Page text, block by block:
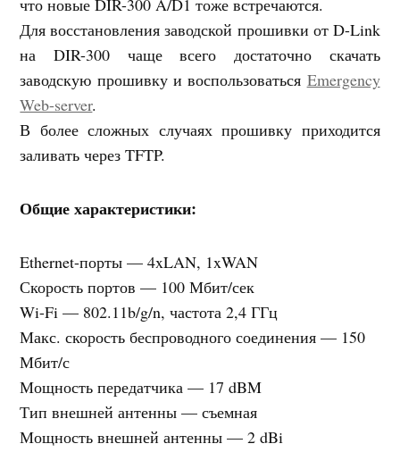
что новые DIR-300 A/D1 тоже встречаются.
Для восстановления заводской прошивки от D-Link
на DIR-300 чаще всего достаточно скачать
заводскую прошивку и воспользоваться Emergency
Web-server.
В более сложных случаях прошивку приходится
заливать через TFTP.
Общие характеристики:
Ethernet-порты — 4xLAN, 1xWAN
Скорость портов — 100 Мбит/сек
Wi-Fi — 802.11b/g/n, частота 2,4 ГГц
Макс. скорость беспроводного соединения — 150
Мбит/с
Мощность передатчика — 17 dBM
Тип внешней антенны — съемная
Мощность внешней антенны — 2 dBi